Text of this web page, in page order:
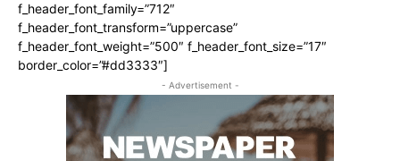
f_header_font_family=”712″
f_header_font_transform=”uppercase”
f_header_font_weight=”500″ f_header_font_size=”17″
border_color=”#dd3333″]
- Advertisement -